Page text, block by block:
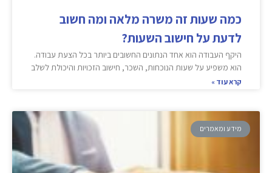
כמה שעות זה משרה מלאה ומה חשוב
לדעת על חישוב השעות?
היקף העבודה הוא אחד הנתונים החשובים ביותר בכל הצעת עבודה.
הוא משפיע על שעות הנוכחות, השכר, חישוב הזכויות והיכולת לשלב
קרא עוד »
מידע ומאמרים